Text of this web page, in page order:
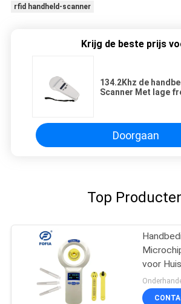
rfid handheld-scanner
Krijg de beste prijs
134.2Khz de
Scanner Met lage
Doorgaan
Top
voor